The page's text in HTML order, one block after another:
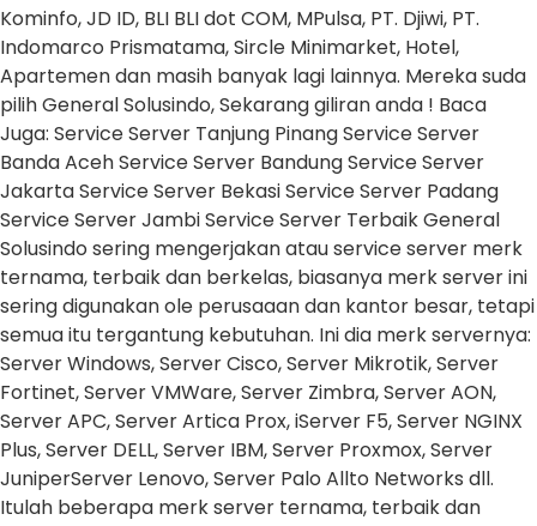
Kominfo, JD ID, BLI BLI dot COM, MPulsa, PT. Djiwi, PT.
Indomarco Prismatama, Sircle Minimarket, Hotel,
Apartemen dan masih banyak lagi lainnya. Mereka suda
pilih General Solusindo, Sekarang giliran anda ! Baca
Juga: Service Server Tanjung Pinang Service Server
Banda Aceh Service Server Bandung Service Server
Jakarta Service Server Bekasi Service Server Padang
Service Server Jambi Service Server Terbaik General
Solusindo sering mengerjakan atau service server merk
ternama, terbaik dan berkelas, biasanya merk server ini
sering digunakan ole perusaaan dan kantor besar, tetapi
semua itu tergantung kebutuhan. Ini dia merk servernya:
Server Windows, Server Cisco, Server Mikrotik, Server
Fortinet, Server VMWare, Server Zimbra, Server AON,
Server APC, Server Artica Prox, iServer F5, Server NGINX
Plus, Server DELL, Server IBM, Server Proxmox, Server
JuniperServer Lenovo, Server Palo Allto Networks dll.
Itulah beberapa merk server ternama, terbaik dan